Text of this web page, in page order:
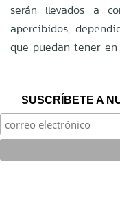
serán llevados a
apercibidos,
que puedan tener
SUSCRÍBETE A